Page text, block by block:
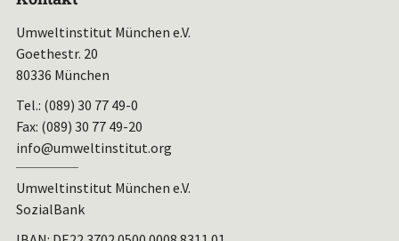
Umweltinstitut München e.V.
Goethestr. 20
80336 München
Tel.: (089) 30 77 49-0
Fax: (089) 30 77 49-20
info@umweltinstitut.org
Umweltinstitut München e.V.
SozialBank